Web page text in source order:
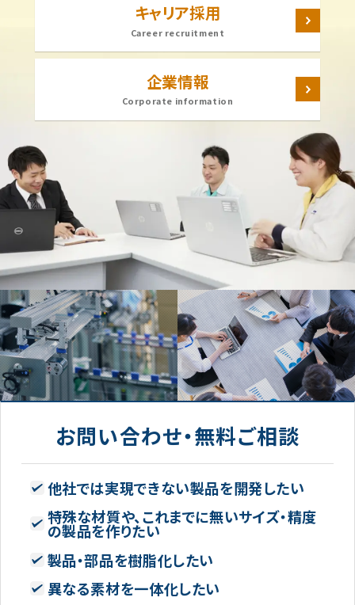
キャリア採用
Career recruitment
企業情報
Corporate information
お問い合わせ・無料ご相談
他社では実現できない製品を開発したい
特殊な材質や、これまでに無いサイズ・精度
の製品を作りたい
製品・部品を樹脂化したい
異なる素材を一体化したい